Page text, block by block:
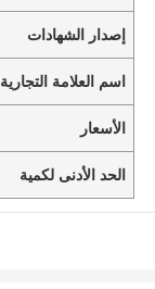
إصدار الشهادات
اسم العلامة التجارية
الأسعار
الحد الأدنى لكمية